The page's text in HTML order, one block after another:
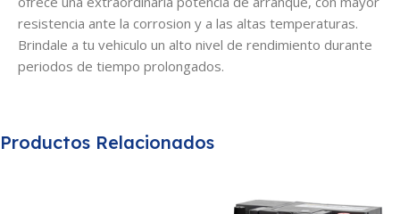
resistencia ante la corrosion y a las altas temperaturas.
Brindale a tu vehiculo un alto nivel de rendimiento durante
periodos de tiempo prolongados.
Productos Relacionados